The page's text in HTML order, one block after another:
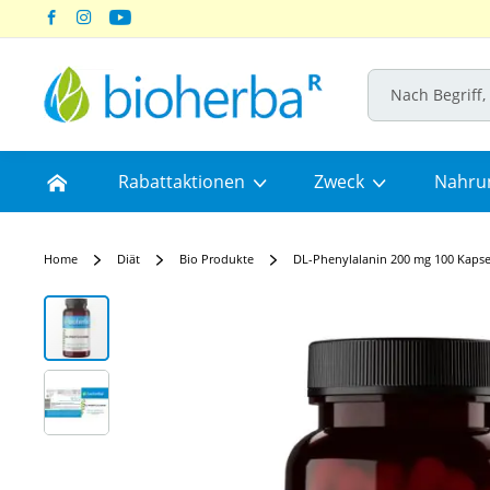
Skip
Content
Rabattaktionen Zweck
Home Diät Bio Produkte DL-Phenylalanin 200 mg 100
Skip
the
end
the